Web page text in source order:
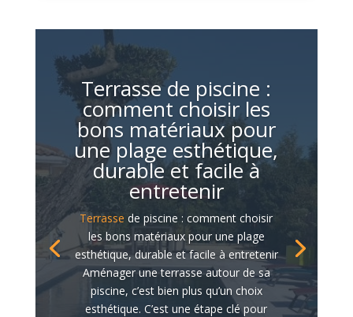
Terrasse de piscine :
comment choisir les
bons matériaux pour
une plage esthétique,
durable et facile à
entretenir
Terrasse de piscine : comment choisir
les bons matériaux pour une plage
esthétique, durable et facile à entretenir
Aménager une terrasse autour de sa
piscine, c’est bien plus qu’un choix
esthétique. C’est une étape clé pour